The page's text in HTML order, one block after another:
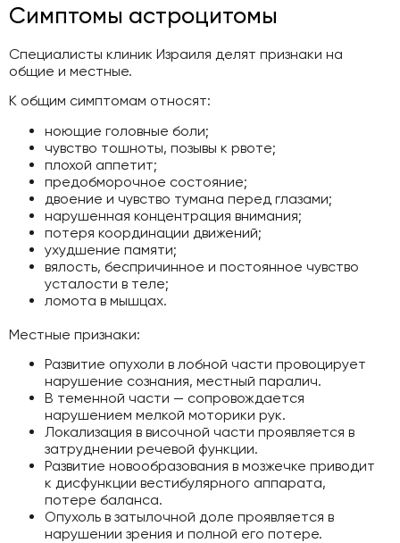
Симптомы астроцитомы
Специалисты клиник Израиля делят признаки на
общие и местные.
К общим симптомам относят:
ноющие головные боли;
чувство тошноты, позывы к рвоте;
плохой аппетит;
предобморочное состояние;
двоение и чувство тумана перед глазами;
нарушенная концентрация внимания;
потеря координации движений;
ухудшение памяти;
вялость, беспричинное и постоянное чувство
усталости в теле;
ломота в мышцах.
Местные признаки:
Развитие опухоли в лобной части провоцирует
нарушение сознания, местный паралич.
В теменной части — сопровождается
нарушением мелкой моторики рук.
Локализация в височной части проявляется в
затруднении речевой функции.
Развитие новообразования в мозжечке приводит
к дисфункции вестибулярного аппарата,
потере баланса.
Опухоль в затылочной доле проявляется в
нарушении зрения и полной его потере.